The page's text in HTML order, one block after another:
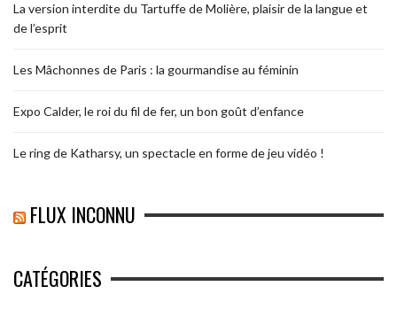
La version interdite du Tartuffe de Molière, plaisir de la langue et
de l’esprit
Les Mâchonnes de Paris : la gourmandise au féminin
Expo Calder, le roi du fil de fer, un bon goût d’enfance
Le ring de Katharsy, un spectacle en forme de jeu vidéo !
FLUX INCONNU
CATÉGORIES